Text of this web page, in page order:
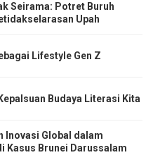
Seirama: Potret Buruh
Upah
Lifestyle Gen Z
Budaya Literasi Kita
Inovasi Global dalam
Kasus Brunei Darussalam